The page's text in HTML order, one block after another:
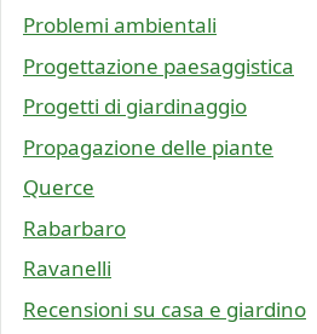
Problemi ambientali
Progettazione paesaggistica
Progetti di giardinaggio
Propagazione delle piante
Querce
Rabarbaro
Ravanelli
Recensioni su casa e giardino